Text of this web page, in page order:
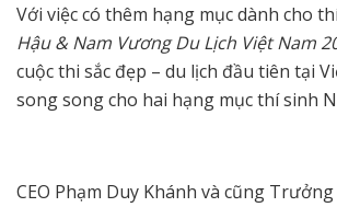
Với việc có thêm hạng mục dành cho
Hậu & Nam Vương Du Lịch Việt Nam
cuộc thi sắc đẹp – du lịch đầu tiên tại
song song cho hai hạng mục thí sinh
CEO Phạm Duy Khánh và cũng